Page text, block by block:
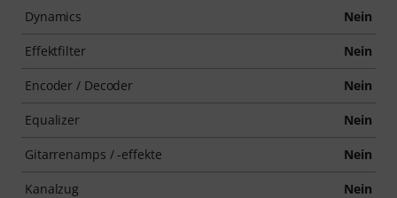
Dynamics Nein
Effektfilter Nein
Encoder / Decoder Nein
Equalizer Nein
Gitarrenamps / -effekte Nein
Kanalzug Nein